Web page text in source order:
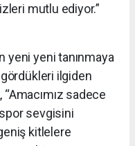
mutlu ediyor.”
yeni yeni tanınmaya
gördükleri ilgiden
sadece
sevgisini
kitlelere